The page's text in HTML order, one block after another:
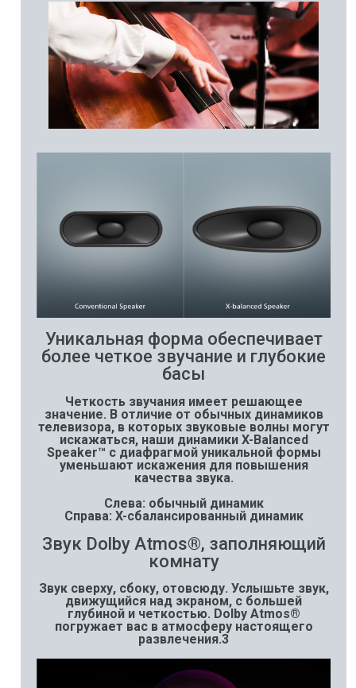
Уникальная форма обеспечивает
более четкое звучание и глубокие
басы
Четкость звучания имеет решающее
значение. В отличие от обычных динамиков
телевизора, в которых звуковые волны могут
искажаться, наши динамики X-Balanced
Speaker™ с диафрагмой уникальной формы
уменьшают искажения для повышения
качества звука.
Слева: обычный динамик
Справа: X-сбалансированный динамик
Звук Dolby Atmos®, заполняющий
комнату
Звук сверху, сбоку, отовсюду. Услышьте звук,
движущийся над экраном, с большей
глубиной и четкостью. Dolby Atmos®
погружает вас в атмосферу настоящего
развлечения.3